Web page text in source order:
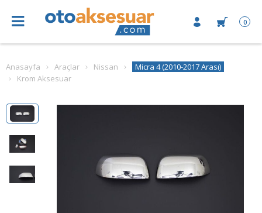
0
Anasayfa Araçlar Nissan
Micra 4 (2010-2017 Arası)
Krom Aksesuar